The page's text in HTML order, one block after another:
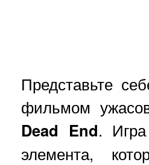
Представьте
фильмом
Dead End.
элемента,